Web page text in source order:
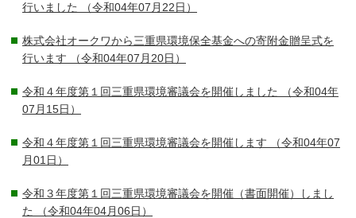
行いました
（令和04年07月22日）
株式会社オークワから三重県環境保全基金への寄附金贈呈式を
行います （令和04年07月20日）
令和４年度第１回三重県環境審議会を開催しました
（令和04年
07月15日）
令和４年度第１回三重県環境審議会を開催します （令和04年07
月01日）
令和３年度第１回三重県環境審議会を開催（書面開催）しまし
た
（令和04年04月06日）